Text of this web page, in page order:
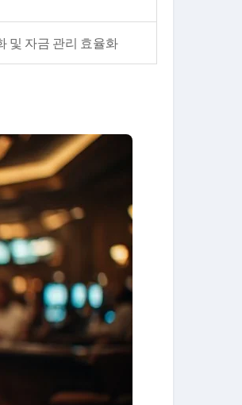
및 자금 관리 효율화